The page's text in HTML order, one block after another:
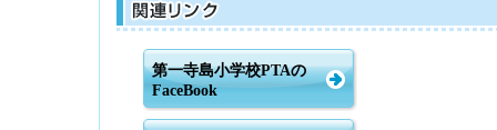
第一寺島小学校PTAの
FaceBook